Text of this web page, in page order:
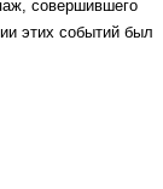
совершившего
этих событий был